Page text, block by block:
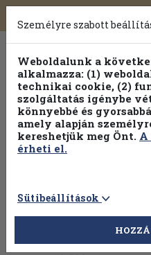
Toggle
navigation
Vissza az előző oldalra
Személyre szabott
Weboldalunk a
alkalmazza: (1)
technikai cookie, (2)
szolgáltatás igénybe
könnyebbé és
amely alapján
kereshetjük meg Önt.
érheti el.
Sütibeállítások